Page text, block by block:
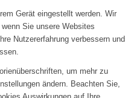
Gerät eingestellt werden. Wir
Sie unsere Websites
Nutzererfahrung verbessern und
um mehr zu
ändern. Beachten Sie,